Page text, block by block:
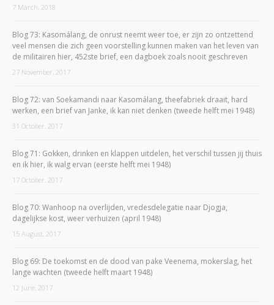
7 March, 2018
Blog 73: Kasomálang, de onrust neemt weer toe, er zijn zo ontzettend
veel mensen die zich geen voorstelling kunnen maken van het leven van
de militairen hier, 452ste brief, een dagboek zoals nooit geschreven
27 November, 2017
Blog 72: van Soekamandi naar Kasomálang, theefabriek draait, hard
werken, een brief van Janke, ik kan niet denken (tweede helft mei 1948)
31 October, 2017
Blog 71: Gokken, drinken en klappen uitdelen, het verschil tussen jij thuis
en ik hier, ik walg ervan (eerste helft mei 1948)
17 October, 2017
Blog 70: Wanhoop na overlijden, vredesdelegatie naar Djogja,
dagelijkse kost, weer verhuizen (april 1948)
15 August, 2017
Blog 69: De toekomst en de dood van pake Veenema, mokerslag, het
lange wachten (tweede helft maart 1948)
12 June, 2017